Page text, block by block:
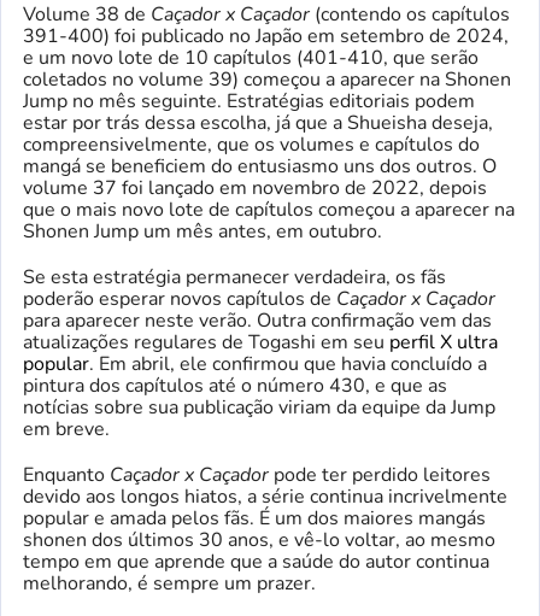
Volume 38 de Caçador x Caçador (contendo os capítulos
391-400) foi publicado no Japão em setembro de 2024,
e um novo lote de 10 capítulos (401-410, que serão
coletados no volume 39) começou a aparecer na Shonen
Jump no mês seguinte. Estratégias editoriais podem
estar por trás dessa escolha, já que a Shueisha deseja,
compreensivelmente, que os volumes e capítulos do
mangá se beneficiem do entusiasmo uns dos outros. O
volume 37 foi lançado em novembro de 2022, depois
que o mais novo lote de capítulos começou a aparecer na
Shonen Jump um mês antes, em outubro.
Se esta estratégia permanecer verdadeira, os fãs
poderão esperar novos capítulos de Caçador x Caçador
para aparecer neste verão. Outra confirmação vem das
atualizações regulares de Togashi em seu perfil X ultra
popular. Em abril, ele confirmou que havia concluído a
pintura dos capítulos até o número 430, e que as
notícias sobre sua publicação viriam da equipe da Jump
em breve.
Enquanto Caçador x Caçador pode ter perdido leitores
devido aos longos hiatos, a série continua incrivelmente
popular e amada pelos fãs. É um dos maiores mangás
shonen dos últimos 30 anos, e vê-lo voltar, ao mesmo
tempo em que aprende que a saúde do autor continua
melhorando, é sempre um prazer.